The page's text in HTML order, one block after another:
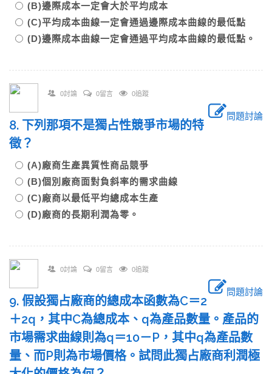
(B)邊際成本一定會大於平均成本
(C)平均成本曲線一定會通過邊際成本曲線的最低點
(D)邊際成本曲線一定會通過平均成本曲線的最低點。
0討論 0留言 0追蹤
問題討論
8. 下列那項不是獨占性競爭市場的特
徵？
(A)廠商生產異質性商品競爭
(B)個別廠商面對負斜率的需求曲線
(C)廠商以最低平均總成本生產
(D)廠商的長期利潤為零。
0討論 0留言 0追蹤
問題討論
9. 假設獨占廠商的總成本函數為C＝2
＋2q，其中C為總成本、q為產品數量。產品的
市場需求曲線則為q＝10－P，其中q為產品數
量、而P則為市場價格。試問此獨占廠商利潤極